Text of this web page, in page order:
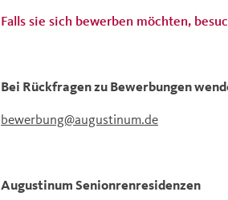
Falls sie sich bewerben möchten,
Bei Rückfragen zu Bewerbungen
bewerbung@augustinum.de
Augustinum Senionrenresidenzen